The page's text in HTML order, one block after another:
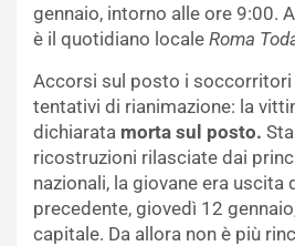
gennaio, intorno alle ore 9:00.
è il quotidiano locale Roma
Accorsi sul posto i soccorritori
tentativi di rianimazione: la
dichiarata morta sul posto.
ricostruzioni rilasciate dai
nazionali, la giovane era uscita
precedente, giovedì 12
capitale. Da allora non è più